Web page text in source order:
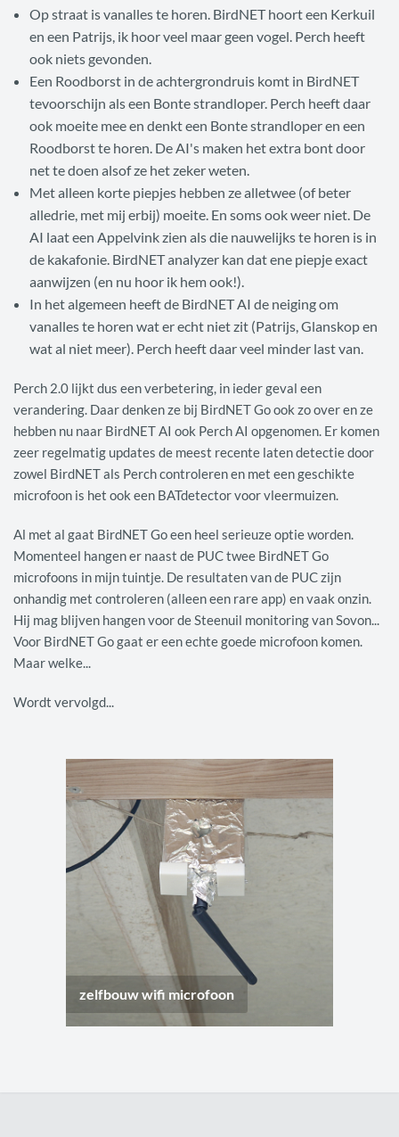
Op straat is vanalles te horen. BirdNET hoort een Kerkuil
en een Patrijs, ik hoor veel maar geen vogel. Perch heeft
ook niets gevonden.
Een Roodborst in de achtergrondruis komt in BirdNET
tevoorschijn als een Bonte strandloper. Perch heeft daar
ook moeite mee en denkt een Bonte strandloper en een
Roodborst te horen. De AI's maken het extra bont door
net te doen alsof ze het zeker weten.
Met alleen korte piepjes hebben ze alletwee (of beter
alledrie, met mij erbij) moeite. En soms ook weer niet. De
AI laat een Appelvink zien als die nauwelijks te horen is in
de kakafonie. BirdNET analyzer kan dat ene piepje exact
aanwijzen (en nu hoor ik hem ook!).
In het algemeen heeft de BirdNET AI de neiging om
vanalles te horen wat er echt niet zit (Patrijs, Glanskop en
wat al niet meer). Perch heeft daar veel minder last van.
Perch 2.0 lijkt dus een verbetering, in ieder geval een
verandering. Daar denken ze bij BirdNET Go ook zo over en ze
hebben nu naar BirdNET AI ook Perch AI opgenomen. Er komen
zeer regelmatig updates de meest recente laten detectie door
zowel BirdNET als Perch controleren en met een geschikte
microfoon is het ook een BATdetector voor vleermuizen.
Al met al gaat BirdNET Go een heel serieuze optie worden.
Momenteel hangen er naast de PUC twee BirdNET Go
microfoons in mijn tuintje. De resultaten van de PUC zijn
onhandig met controleren (alleen een rare app) en vaak onzin.
Hij mag blijven hangen voor de Steenuil monitoring van Sovon...
Voor BirdNET Go gaat er een echte goede microfoon komen.
Maar welke...
Wordt vervolgd...
zelfbouw wifi microfoon